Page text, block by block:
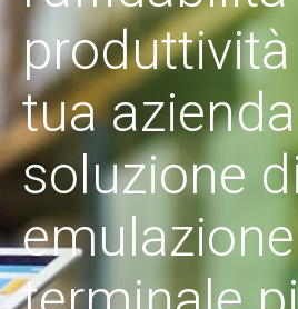
tua
soluzione